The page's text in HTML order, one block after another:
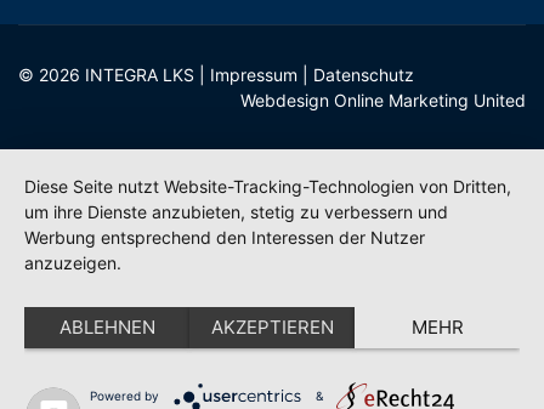
© 2026 INTEGRA LKS | Impressum
Datenschutz
Webdesign Online Marketing United
Diese Seite nutzt Website-Tracking-Technologien von Dritten,
um ihre Dienste anzubieten, stetig zu verbessern und
Werbung entsprechend den Interessen der Nutzer
anzuzeigen.
ABLEHNEN AKZEPTIEREN MEHR
Powered by &